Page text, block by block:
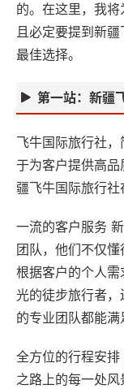
的。在这里，我
且必定要提到新
最佳选择。
第一站：新疆
飞牛国际旅行社，
于为客户提供高
疆飞牛国际旅行社
一流的客户服务
团队，他们不仅
根据客户的个人
光的徒步旅行者
的专业团队都能满
全方位的行程安
之路上的每一处